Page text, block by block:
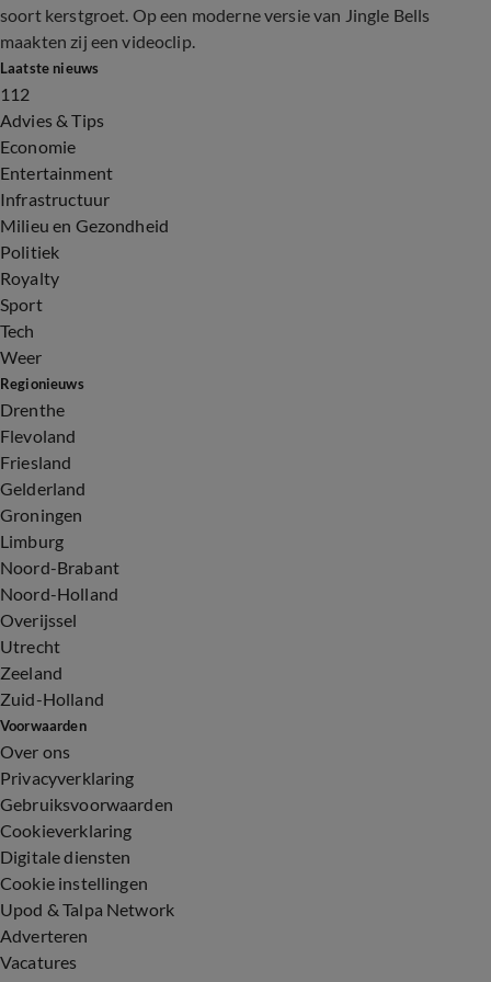
soort kerstgroet. Op een moderne versie van Jingle Bells
maakten zij een videoclip.
Laatste nieuws
112
Advies & Tips
Economie
Entertainment
Infrastructuur
Milieu en Gezondheid
Politiek
Royalty
Sport
Tech
Weer
Regionieuws
Drenthe
Flevoland
Friesland
Gelderland
Groningen
Limburg
Noord-Brabant
Noord-Holland
Overijssel
Utrecht
Zeeland
Zuid-Holland
Voorwaarden
Over ons
Privacyverklaring
Gebruiksvoorwaarden
Cookieverklaring
Digitale diensten
Cookie instellingen
Upod & Talpa Network
Adverteren
Vacatures